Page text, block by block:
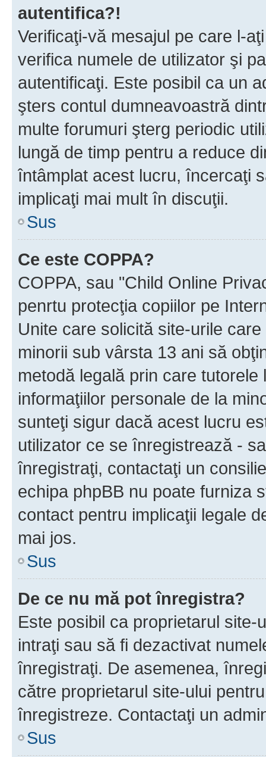
autentifica?!
Verificaţi-vă mesajul pe care l-
verifica numele de utilizator şi
autentificaţi. Este posibil ca un
şters contul dumneavoastră
multe forumuri şterg periodic
lungă de timp pentru a reduce
întâmplat acest lucru, încercaţi
implicaţi mai mult în discuţii.
Sus
Ce este COPPA?
COPPA, sau "Child Online
penrtu protecţia copiilor pe
Unite care solicită site-urile
minorii sub vârsta 13 ani să
metodă legală prin care
informaţiilor personale de la
sunteţi sigur dacă acest lucru
utilizator ce se înregistrează -
înregistraţi, contactaţi un
echipa phpBB nu poate furniza
contact pentru implicaţii legale
mai jos.
Sus
De ce nu mă pot înregistra?
Este posibil ca proprietarul
intraţi sau să fi dezactivat
înregistraţi. De asemenea,
către proprietarul site-ului
înregistreze. Contactaţi un
Sus